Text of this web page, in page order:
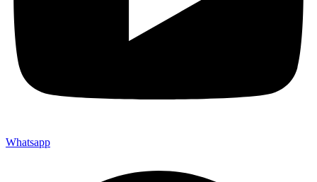
Whatsapp